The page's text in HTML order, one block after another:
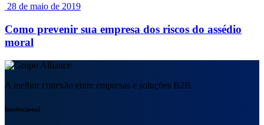
28 de maio de 2019
Como prevenir sua empresa dos riscos do assédio
moral
A melhor conexão entre empresas e soluções B2B.
Institucional